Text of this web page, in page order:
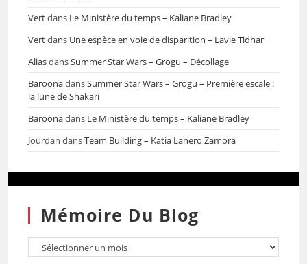
Vertdans Le Ministère du temps – Kaliane Bradley
Vertdans Une espèce en voie de disparition – Lavie Tidhar
AliasdansSummer Star Wars – Grogu – Décollage
BaroonadansSummer Star Wars – Grogu – Première escale :
la lune de Shakari
Baroonadans Le Ministère du temps – Kaliane Bradley
Jourdan dansTeam Building – Katia Lanero Zamora
Mémoire Du Blog